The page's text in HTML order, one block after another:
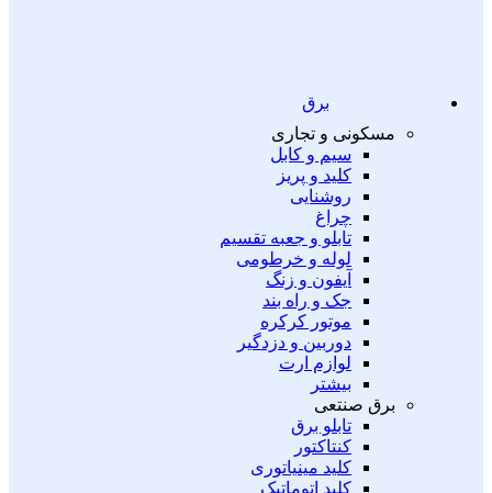
برق
مسکونی و تجاری
سیم و کابل
کلید و پریز
روشنایی
چراغ
تابلو و جعبه تقسیم
لوله و خرطومی
آیفون و زنگ
جک و راه بند
موتور کرکره
دوربین و دزدگیر
لوازم ارت
بیشتر
برق صنتعی
تابلو برق
کنتاکتور
کلید مینیاتوری
کلید اتوماتیک